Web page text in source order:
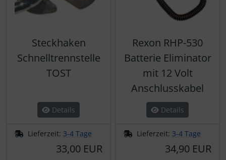
Steckhaken
Schnelltrennstelle
TOST
Details
Lieferzeit: 3-4 Tage
33,00 EUR
Rexon RHP-530
Batterie Eliminator
mit 12 Volt
Anschlusskabel
Details
Lieferzeit: 3-4 Tage
34,90 EUR